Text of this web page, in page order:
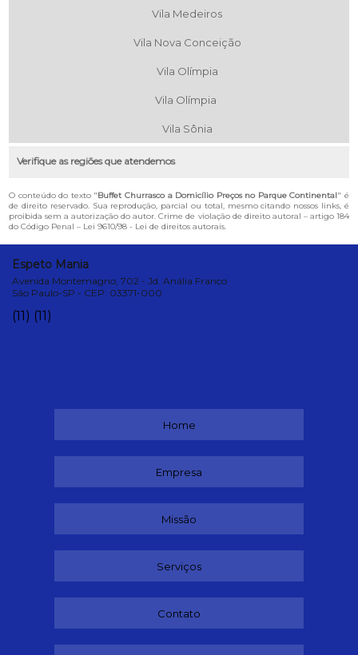
Vila Medeiros
Vila Nova Conceição
Vila Olímpia
Vila Olímpia
Vila Sônia
Verifique as regiões que atendemos
O conteúdo do texto "Buffet Churrasco a Domicílio Preços no Parque Continental" é
de direito reservado. Sua reprodução, parcial ou total, mesmo citando nossos links, é
proibida sem a autorização do autor. Crime de violação de direito autoral – artigo 184
do Código Penal – Lei 9610/98 - Lei de direitos autorais.
Espeto Mania
Avenida Montemagno, 702 - Jd. Anália Franco
São Paulo-SP - CEP: 03371-000
(11) (11)
Home
Empresa
Missão
Serviços
Contato